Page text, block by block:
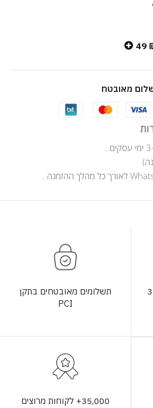
49
מאובטח
הבית בין 3-
תשלומים מאובטחים בתקן
PCI
35,000+ לקוחות מרוצים